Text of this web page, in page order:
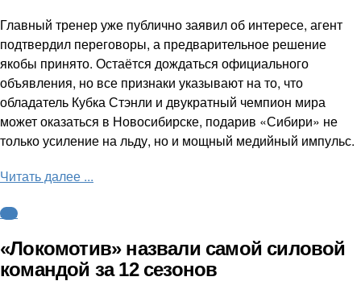
Главный тренер уже публично заявил об интересе, агент
подтвердил переговоры, а предварительное решение
якобы принято. Остаётся дождаться официального
объявления, но все признаки указывают на то, что
обладатель Кубка Стэнли и двукратный чемпион мира
может оказаться в Новосибирске, подарив «Сибири» не
только усиление на льду, но и мощный медийный импульс.
Читать далее ...
КХЛ
«Локомотив» назвали самой силовой
командой за 12 сезонов